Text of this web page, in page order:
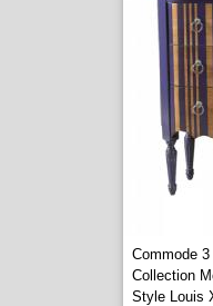
Commode
Collection
Style Louis